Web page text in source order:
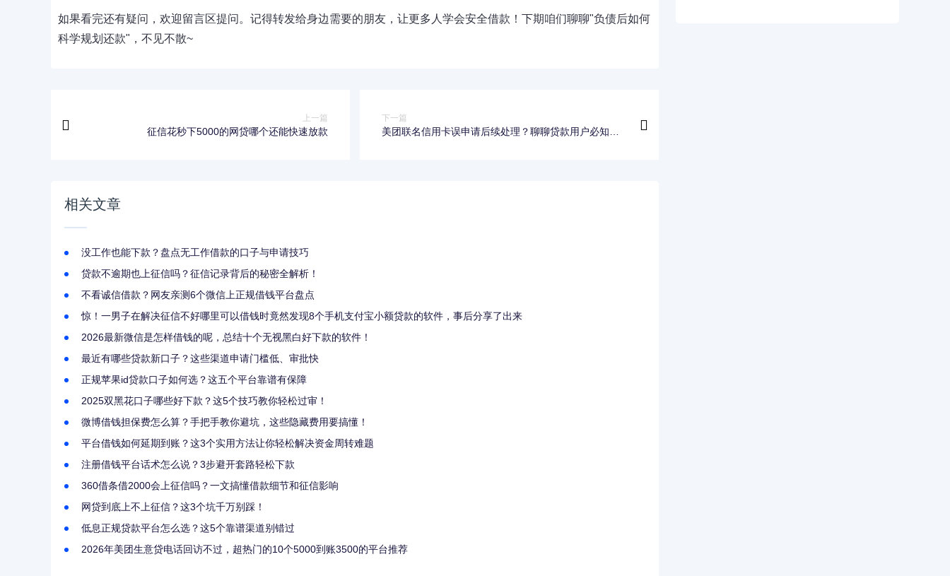
如果看完还有疑问，欢迎留言区提问。记得转发给身边需要的朋友，让更多人学会安全借款！下期咱们聊聊"负债后如何
科学规划还款"，不见不散~
上一篇
征信花秒下5000的网贷哪个还能快速放款
下一篇
美团联名信用卡误申请后续处理？聊聊贷款用户必知的
相关文章
没工作也能下款？盘点无工作借款的口子与申请技巧
贷款不逾期也上征信吗？征信记录背后的秘密全解析！
不看诚信借款？网友亲测6个微信上正规借钱平台盘点
惊！一男子在解决征信不好哪里可以借钱时竟然发现8个手机支付宝小额贷款的软件，事后分享了出来
2026最新微信是怎样借钱的呢，总结十个无视黑白好下款的软件！
最近有哪些贷款新口子？这些渠道申请门槛低、审批快
正规苹果id贷款口子如何选？这五个平台靠谱有保障
2025双黑花口子哪些好下款？这5个技巧教你轻松过审！
微博借钱担保费怎么算？手把手教你避坑，这些隐藏费用要搞懂！
平台借钱如何延期到账？这3个实用方法让你轻松解决资金周转难题
注册借钱平台话术怎么说？3步避开套路轻松下款
360借条借2000会上征信吗？一文搞懂借款细节和征信影响
网贷到底上不上征信？这3个坑千万别踩！
低息正规贷款平台怎么选？这5个靠谱渠道别错过
2026年美团生意贷电话回访不过，超热门的10个5000到账3500的平台推荐